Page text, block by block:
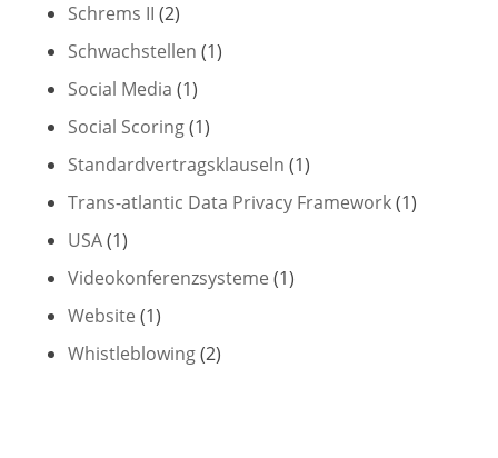
Schrems II (2)
Schwachstellen (1)
Social Media (1)
Social Scoring(1)
Standardvertragsklauseln (1)
Trans-atlantic Data Privacy Framework(1)
USA(1)
Videokonferenzsysteme (1)
Website (1)
Whistleblowing(2)